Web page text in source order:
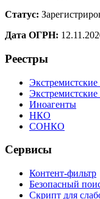
Статус:
Дата ОГРН:
Реестры
Иноагенты
НКО
СОНКО
Сервисы
Контент-фильтр
Безопасный
Скрипт для